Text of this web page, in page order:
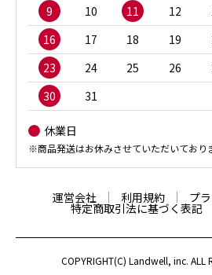
9
10 11 12
16
17 18 19
23
24 25 26
30
31
休業日
※商品発送はお休みさせていただいており
運営会社 利用規約 プ
特定商取引法に基づく表記
COPYRIGHT(C) Landwell, inc. ALL